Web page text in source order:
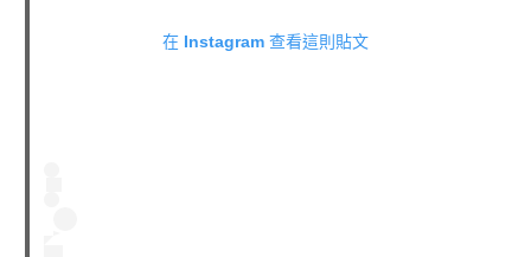
在 Instagram 查看這則貼文